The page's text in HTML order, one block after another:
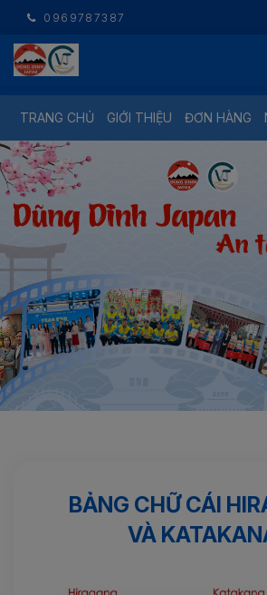
0969787387
TRANG CHỦ GIỚI THIỆU ĐƠN HÀNG
BẢNG CHỮ CÁI
VÀ